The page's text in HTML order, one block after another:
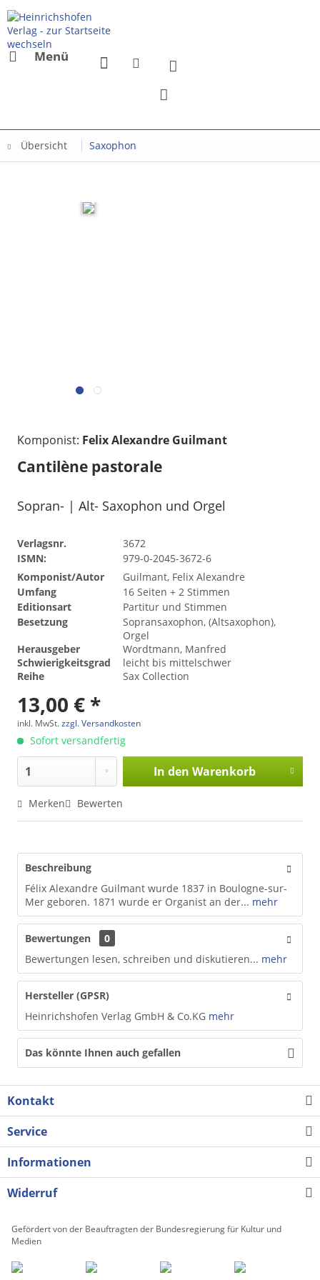
Menü
Übersicht Saxophon
Komponist: Felix Alexandre Guilmant
Cantilène pastorale
Sopran- | Alt- Saxophon und Orgel
Verlagsnr.
3672
ISMN:
979-0-2045-3672-6
Komponist/Autor
Guilmant, Felix Alexandre
Umfang
16 Seiten + 2 Stimmen
Editionsart
Partitur und Stimmen
Besetzung
Sopransaxophon, (Altsaxophon),
Orgel
Herausgeber
Wordtmann, Manfred
Schwierigkeitsgrad
leicht bis mittelschwer
Reihe
Sax Collection
13,00 € *
inkl. MwSt.zzgl. Versandkosten
Sofort versandfertig
In den Warenkorb
Merken Bewerten
Beschreibung
Félix Alexandre Guilmant wurde 1837 in Boulogne-sur-
Mer geboren. 1871 wurde er Organist an der... mehr
Bewertungen
0
Bewertungen lesen, schreiben und diskutieren... mehr
Hersteller (GPSR)
Heinrichshofen Verlag GmbH & Co.KG mehr
Das könnte Ihnen auch gefallen
Kontakt
Service
Informationen
Widerruf
Gefördert von der Beauftragten der Bundesregierung für Kultur und
Medien